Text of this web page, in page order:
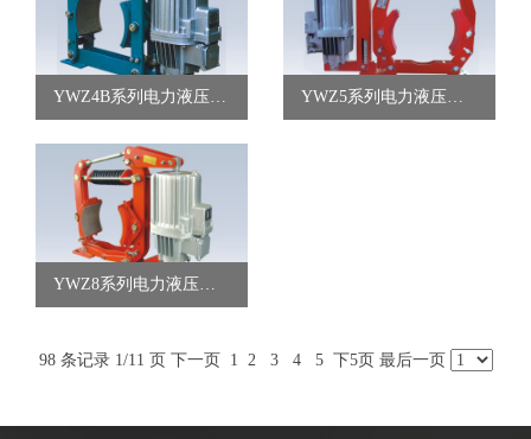
YWZ4B系列电力液压鼓式制动器 YWZ5系列电力液压鼓式制动器
YWZ8系列电力液压鼓式制动器
98 条记录 1/11 页 下一页 1 2 3 4 5 下5页 最后一页